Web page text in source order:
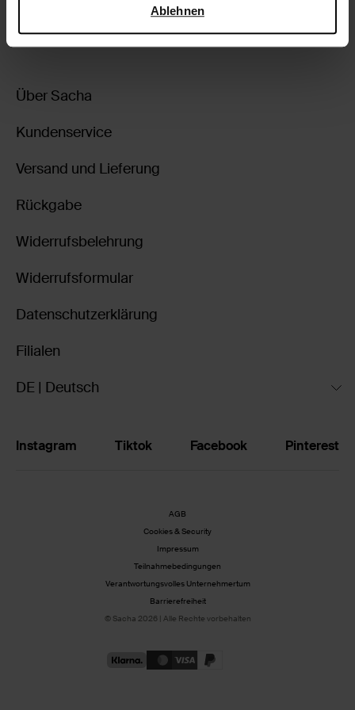
Ablehnen
Über Sacha
Kundenservice
Versand und Lieferung
Rückgabe
Widerrufsbelehrung
Widerrufsformular
Datenschutzerklärung
Filialen
DE | Deutsch
Instagram Tiktok Facebook Pinterest
AGB
Cookies & Security
Impressum
Teilnahmebedingungen
Verantwortungsvolles Unternehmertum
Barrierefreiheit
© Sacha 2026 | Alle Rechte vorbehalten